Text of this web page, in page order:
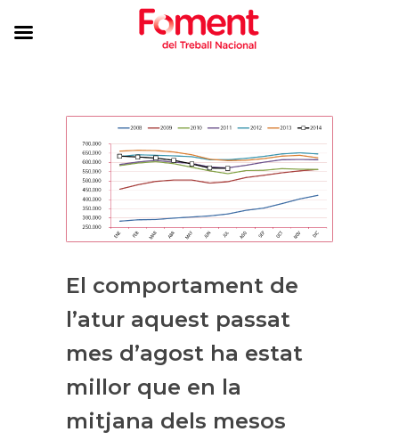
El comportament de
l’atur aquest passat
mes d’agost ha estat
millor que en la
mitjana dels mesos